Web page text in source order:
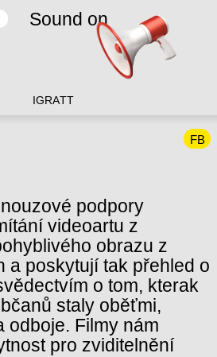
IG RATT
FB
podpory
videoartu z
obrazu z
a poskytují tak přehled o
o tom, kterak
staly oběťmi,
odboje. Filmy nám
pro zviditelnění
Sound on